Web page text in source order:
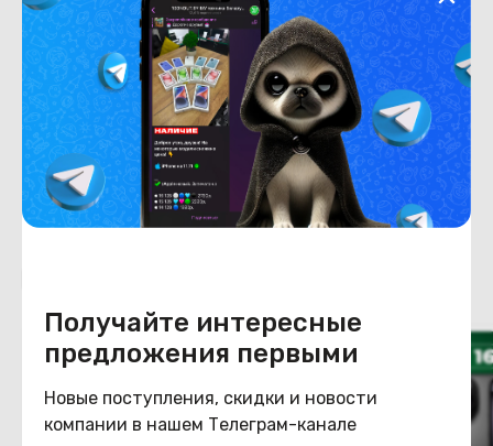
Получайте интересные
предложения первыми
Новые поступления, скидки и новости
компании в нашем Телеграм-канале
Степень износа
Конструкция
Цвет пустынный титан